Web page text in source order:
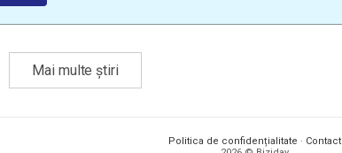
Mai multe știri
Politica de confidențialitate · Contact